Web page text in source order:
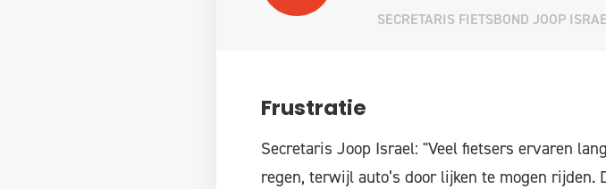
SECRETARIS FIETSBOND JOOP
Frustratie
Secretaris Joop Israel: "Veel fietsers ervaren
regen, terwijl auto’s door lijken te mogen